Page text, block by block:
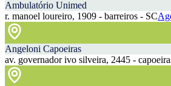
Ambulatório Unimed
r. manoel loureiro, 1909 - barreiros - SC
Angeloni Capoeiras
av. governador ivo silveira, 2445 -